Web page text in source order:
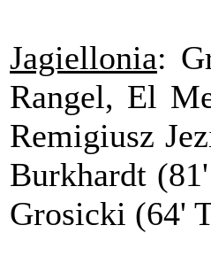
Jagiellonia:
Rangel, El
Remigiusz
Burkhardt
Grosicki (64'